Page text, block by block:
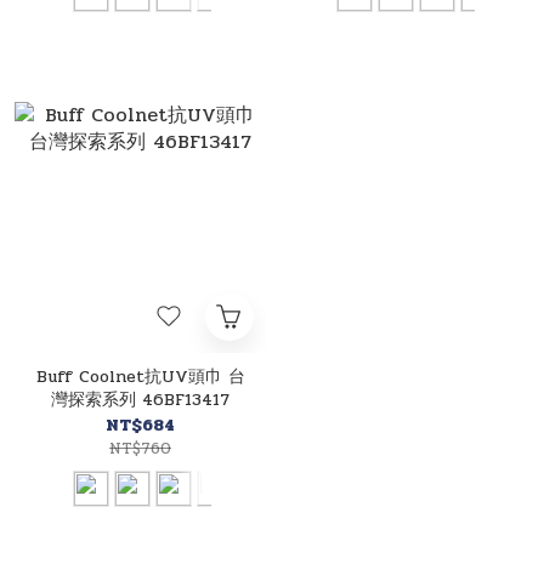
Buff Coolnet抗UV頭巾 台
灣探索系列 46BF13417
NT$684
NT$760